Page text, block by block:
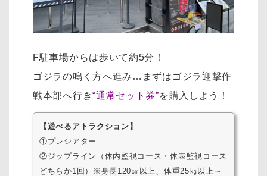
F駐車場からは歩いて約5分！
ゴジラの鳴く方へ進み…まずは ゴジラ迎撃作
戦本部へ行き“通常セット券”を購入しよう！
【遊べるアトラクション】
①プレシアター
②ジップライン（体内監視コース・体表監視コース
どちらか1回）※身長120㎝以上、体重25㎏以上～